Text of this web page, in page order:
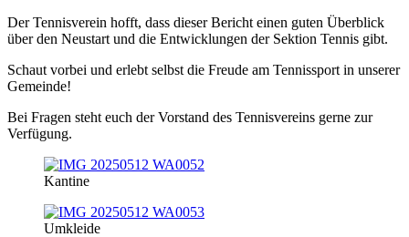
Der Tennisverein hofft, dass dieserBericht einen guten Überblick
überden Neustart und die Entwicklungen der Sektion Tennis gibt.
Schaut vorbei und erlebt selbst die Freude am Tennissport in unserer
Gemeinde!
Bei Fragen steht euch derVorstand des Tennisvereins gerne zur
Verfügung.
Kantine
Umkleide